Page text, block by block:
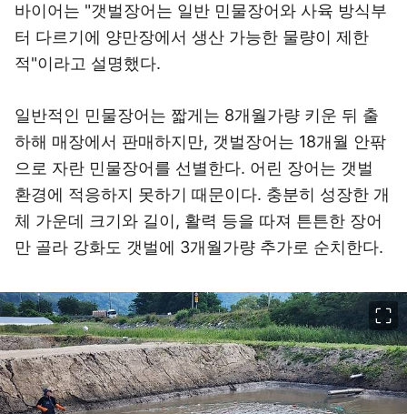
바이어는 "갯벌장어는 일반 민물장어와 사육 방식부
터 다르기에 양만장에서 생산 가능한 물량이 제한
적"이라고 설명했다.
일반적인 민물장어는 짧게는 8개월가량 키운 뒤 출
하해 매장에서 판매하지만, 갯벌장어는 18개월 안팎
으로 자란 민물장어를 선별한다. 어린 장어는 갯벌
환경에 적응하지 못하기 때문이다. 충분히 성장한 개
체 가운데 크기와 길이, 활력 등을 따져 튼튼한 장어
만 골라 강화도 갯벌에 3개월가량 추가로 순치한다.